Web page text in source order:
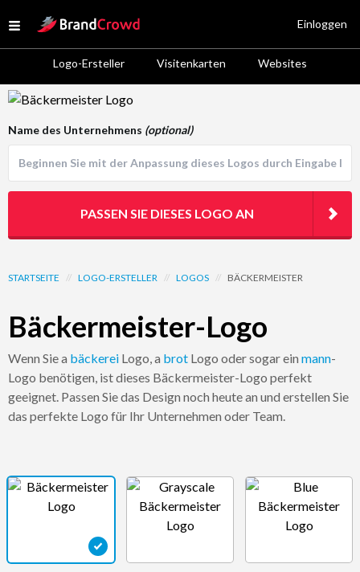
Open menu
Site Logo
Logo-Ersteller Visitenkarten Websites
Einloggen
Logo Template Preview
STARTSEITE // LOGO-ERSTELLER // LOGOS // BÄCKERMEISTER
Bäckermeister-Logo
Wenn Sie a bäckerei Logo, a brot Logo oder sogar ein mann-
Logo benötigen, ist dieses Bäckermeister-Logo perfekt
geeignet. Passen Sie das Design noch heute an und erstellen Sie
das perfekte Logo für Ihr Unternehmen oder Team.
Name des Unternehmens (optional)
PASSEN SIE DIESES LOGO AN